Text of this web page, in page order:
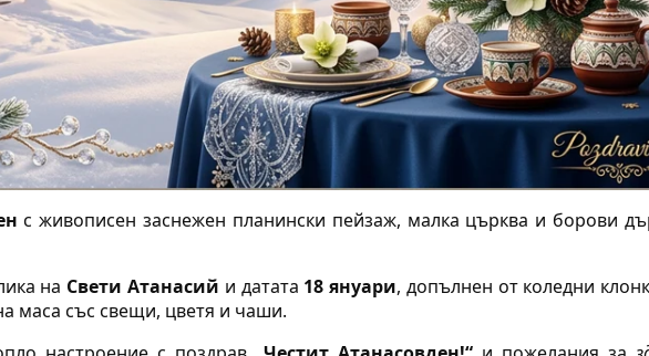
с живописен заснежен планински пейзаж, малка църква и борови
на Свети Атанасий и датата 18 януари, допълнен от коледни
маса със свещи, цветя и чаши.